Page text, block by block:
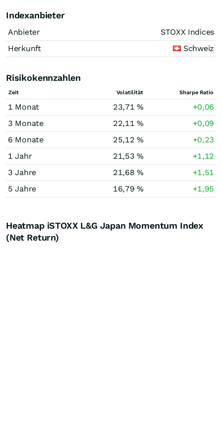
Indexanbieter
Anbieter
STOXX Indices
Herkunft
Schweiz
Risikokennzahlen
Zeit Volatilität Sharpe Ratio
1 Monat 23,71 %
+0,06
3 Monate
22,11 %
+0,09
6 Monate
25,12 %
+0,23
1 Jahr
21,53 %
+1,12
3 Jahre
21,68 %
+1,51
5 Jahre
16,79 % +1,95
Heatmap iSTOXX L&G Japan Momentum Index
(Net Return)